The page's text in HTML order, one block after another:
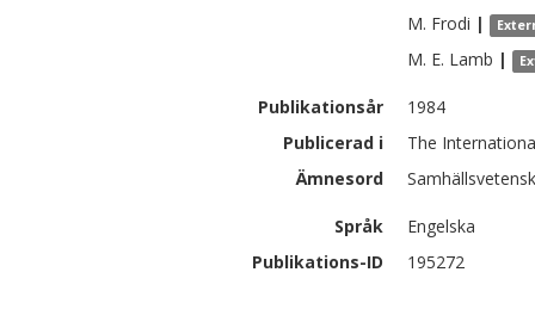
M. Frodi |
M. E. Lamb |
Publikationsår
1984
Publicerad i
The
Ämnesord
Språk
Engelska
Publikations-ID
195272